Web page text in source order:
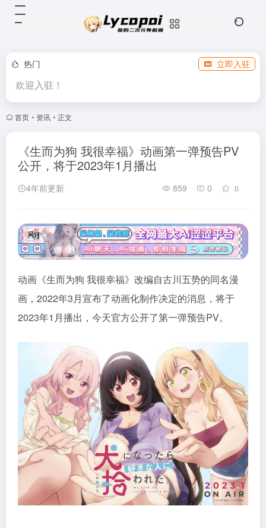
热门 立即入驻
欢迎入驻！
首页 • 资讯 • 正文
《生而为狗 我很幸福》动画第一弹预告PV
公开，将于2023年1月播出
4年前更新 859 0 0
动画《生而为狗 我很幸福》改编自古川五势的同名漫
画，2022年3月宣布了动画化制作决定的消息，将于
2023年1月播出，今天官方公开了第一弹预告PV。